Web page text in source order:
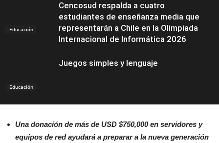
Educación
Cencosud respalda a cuatro
estudiantes de enseñanza media que
representarán a Chile en la Olimpiada
Internacional de Informática 2026
Educación
Juegos simples y lenguaje
Una donación de más de USD $750,000 en servidores y
equipos de red ayudará a preparar a la nueva generación